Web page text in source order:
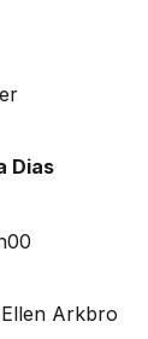
Dias
Arkbro